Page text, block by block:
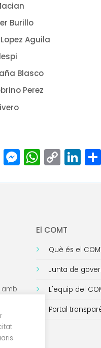
Burillo
Aguila
Blasco
Perez
Messenger
Copy
Link
El COMT
Què és el
Junta de
L'equip del
Portal